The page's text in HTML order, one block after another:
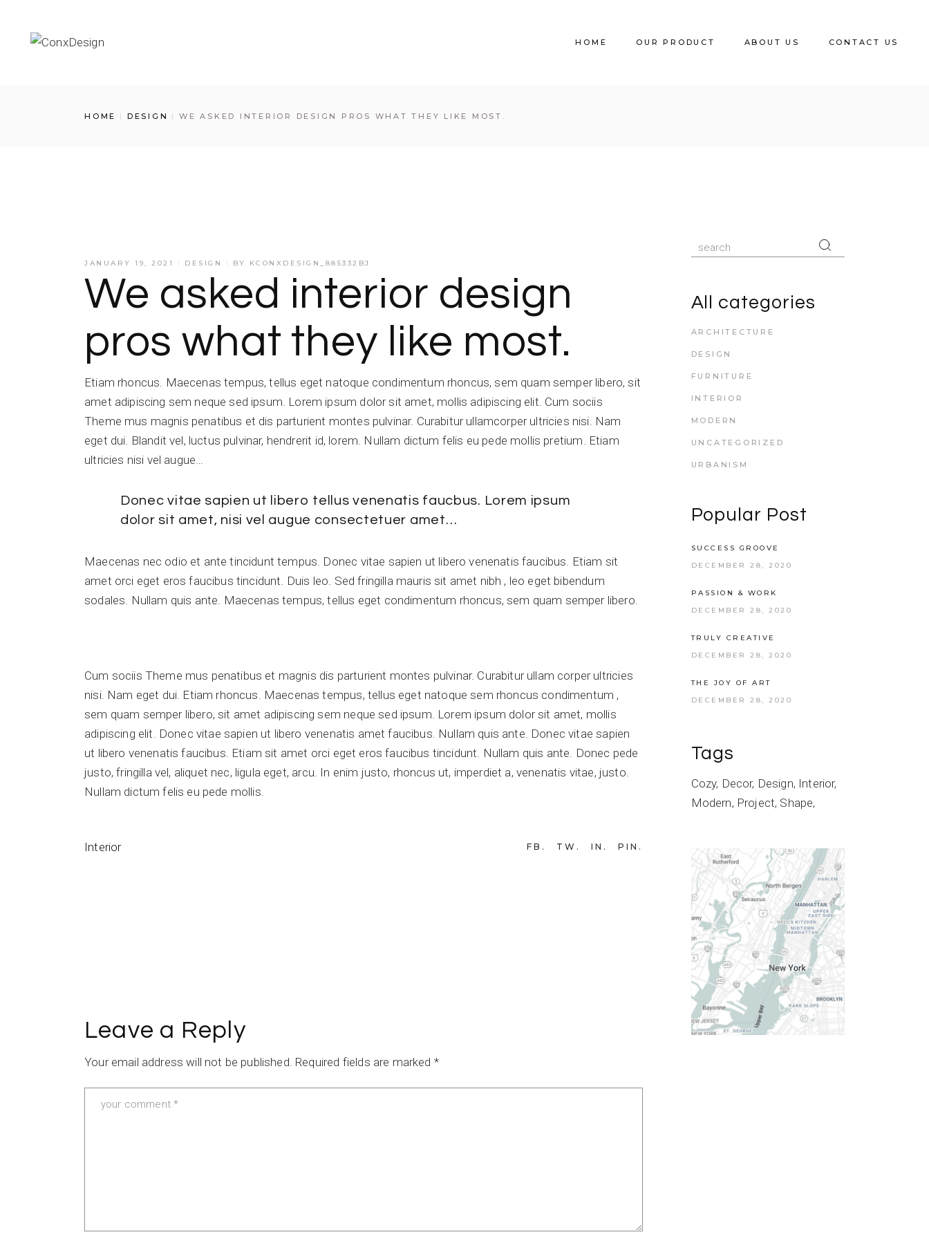
HOME OUR PRODUCT
Wooden Bar Stool
Lounge & Sofa
Food Court
ABOUT US CONTACT US
HOME DESIGN WE ASKED INTERIOR DESIGN PROS WHAT THEY LIKE MOST.
JANUARY 19, 2021 DESIGN BY KCONXDESIGN_885332BJ
We asked interior design
pros what they like most.
Etiam rhoncus. Maecenas tempus, tellus eget natoque condimentum rhoncus, sem quam semper libero, sit
amet adipiscing sem neque sed ipsum. Lorem ipsum dolor sit amet, mollis adipiscing elit. Cum sociis
Theme mus magnis penatibus et dis parturient montes pulvinar. Curabitur ullamcorper ultricies nisi. Nam
eget dui. Blandit vel, luctus pulvinar, hendrerit id, lorem. Nullam dictum felis eu pede mollis pretium. Etiam
ultricies nisi vel augue…
Donec vitae sapien ut libero tellus venenatis faucbus. Lorem ipsum
dolor sit amet, nisi vel augue consectetuer amet…
Maecenas nec odio et ante tincidunt tempus. Donec vitae sapien ut libero venenatis faucibus. Etiam sit
amet orci eget eros faucibus tincidunt. Duis leo. Sed fringilla mauris sit amet nibh , leo eget bibendum
sodales. Nullam quis ante. Maecenas tempus, tellus eget condimentum rhoncus, sem quam semper libero.
Cum sociis Theme mus penatibus et magnis dis parturient montes pulvinar. Curabitur ullam corper ultricies
nisi. Nam eget dui. Etiam rhoncus. Maecenas tempus, tellus eget natoque sem rhoncus condimentum ,
sem quam semper libero, sit amet adipiscing sem neque sed ipsum. Lorem ipsum dolor sit amet, mollis
adipiscing elit. Donec vitae sapien ut libero venenatis amet faucibus. Nullam quis ante. Donec vitae sapien
ut libero venenatis faucibus. Etiam sit amet orci eget eros faucibus tincidunt. Nullam quis ante. Donec pede
justo, fringilla vel, aliquet nec, ligula eget, arcu. In enim justo, rhoncus ut, imperdiet a, venenatis vitae, justo.
Nullam dictum felis eu pede mollis.
Interior FB TW IN PIN
Leave a Reply
Your email address will not be published. Required fields are marked *
All categories
ARCHITECTURE
DESIGN
FURNITURE
INTERIOR
MODERN
UNCATEGORIZED
URBANISM
Popular Post
SUCCESS GROOVE
DECEMBER 28, 2020
PASSION & WORK
DECEMBER 28, 2020
TRULY CREATIVE
DECEMBER 28, 2020
THE JOY OF ART
DECEMBER 28, 2020
Tags
Cozy Decor Design Interior
Modern Project Shape